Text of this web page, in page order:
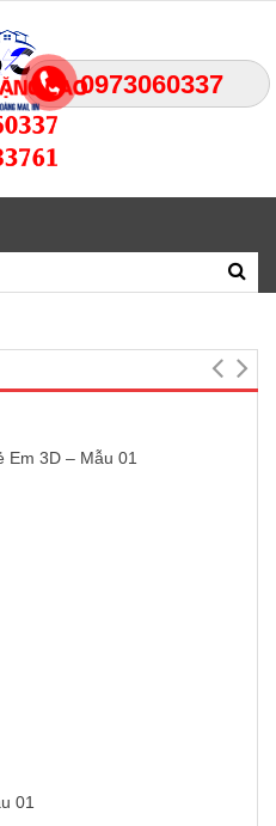
0973060337
Em 3D – Mẫu 01
01